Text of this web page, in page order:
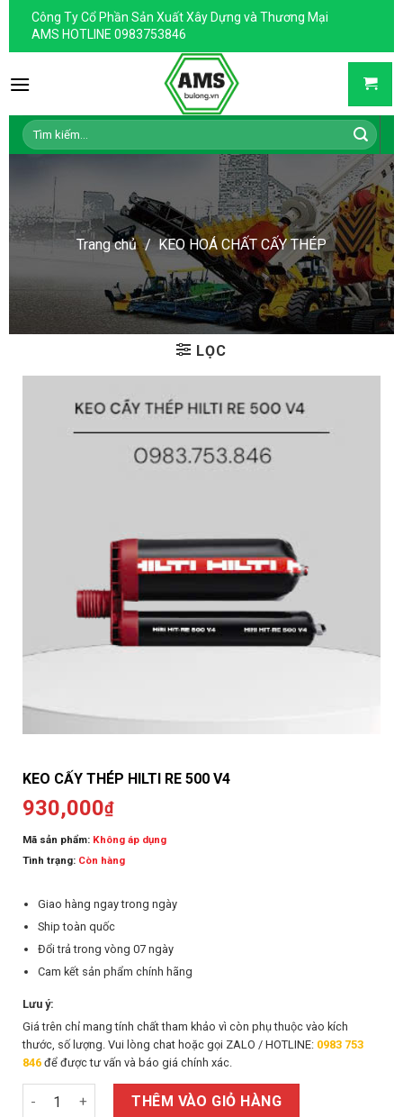
content
Công Ty Cổ Phần Sản Xuất Xây Dựng và Thương Mại
AMS HOTLINE 0983753846
Tìm
kiếm:
Trang chủ / KEO HOÁ CHẤT CẤY THÉP
LỌC
KEO CẤY THÉP HILTI RE 500 V4
930,000₫
Mã sản phẩm: Không áp dụng
Tình trạng: Còn hàng
Giao hàng ngay trong ngày
Ship toàn quốc
Đổi trả trong vòng 07 ngày
Cam kết sản phẩm chính hãng
Lưu ý:
Giá trên chỉ mang tính chất tham khảo vì còn phụ thuộc vào kích
thước, số lượng. Vui lòng chat hoặc gọi ZALO / HOTLINE: 0983 753
846 để được tư vấn và báo giá chính xác.
Keo cấy thép Hilti RE 500 V4 số lượng
THÊM VÀO GIỎ HÀNG